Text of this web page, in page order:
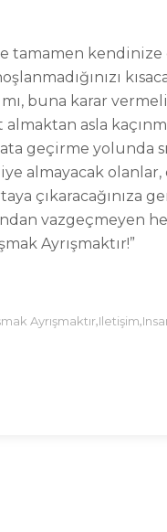
tamamen
buna karar
asla
geçirme yolunda
almayacak
çıkaracağınıza
vazgeçmeyen
Ayrışmaktır!”
Ayrışmaktır,Iletişim,